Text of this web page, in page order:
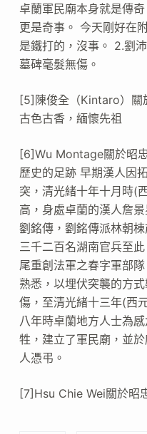
卓蘭軍民廟本身就是傳
更是奇事。 今天剛好在
是鐵打的，沒事。 2.劉
墓碑毫髮無傷。
[5]陳俊全（Kintaro）關
古色古香，緬懷先祖
[6]Wu Montage關於昭
歷史的足跡 早期漢人因
突，清光緒十年十月時(
高，身處卓蘭的漢人詹
劉銘傳，劉銘傳派林朝
三千二百名湖南官兵至
尾重創法軍之春字軍部
熟悉，以埋伏突襲的方
傷，至清光緒十三年(西
八年時卓蘭地方人士為
牲，建立了軍民廟，並
人憑弔。
[7]Hsu Chie Wei關於昭